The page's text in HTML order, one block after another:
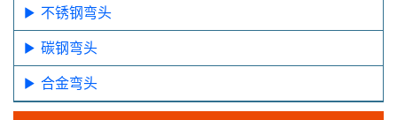
不锈钢弯头
碳钢弯头
合金弯头